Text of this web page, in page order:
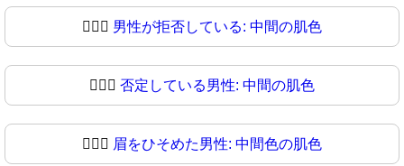
🙍🏽‍♂️ 男性が拒否している: 中間の肌色
🙍🏽‍♂ 否定している男性: 中間の肌色
🙍🏾‍♂️ 眉をひそめた男性: 中間色の肌色